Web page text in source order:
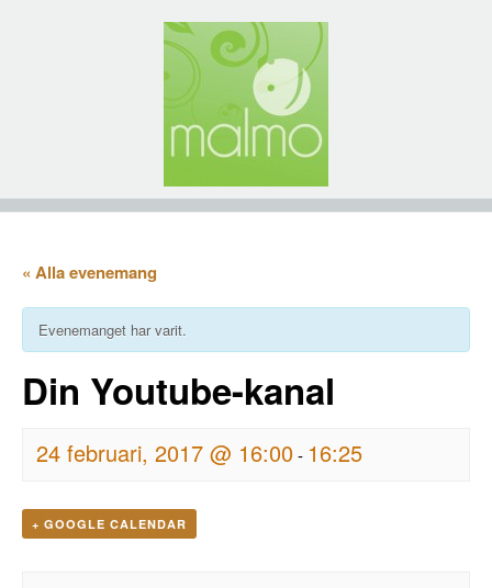
« Alla evenemang
Evenemanget har varit.
Din Youtube-kanal
24 februari, 2017 @ 16:00- 16:25
+ GOOGLE CALENDAR